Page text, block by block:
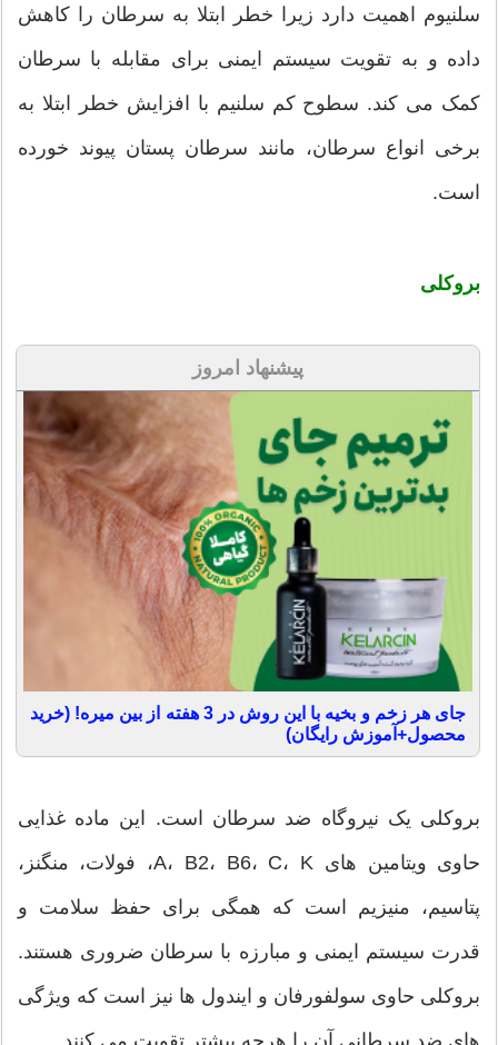
سلنیوم اهمیت دارد زیرا خطر ابتلا به سرطان را کاهش
داده و به تقویت سیستم ایمنی برای مقابله با سرطان
کمک می کند. سطوح کم سلنیم با افزایش خطر ابتلا به
برخی انواع سرطان، مانند سرطان پستان پیوند خورده
است.
بروکلی
پیشنهاد امروز
جای هر زخم و بخیه با این روش در 3 هفته از بین میره! (خرید
محصول+آموزش رایگان)
بروکلی یک نیروگاه ضد سرطان است. این ماده غذایی
حاوی ویتامین های A، B2، B6، C، K، فولات، منگنز،
پتاسیم، منیزیم است که همگی برای حفظ سلامت و
قدرت سیستم ایمنی و مبارزه با سرطان ضروری هستند.
بروکلی حاوی سولفورفان و ایندول ها نیز است که ویژگی
های ضد سرطانی آن را هرچه بیشتر تقویت می کنند.